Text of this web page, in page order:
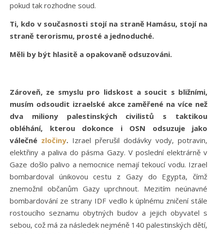
pokud tak rozhodne soud.
Ti, kdo v současnosti stojí na straně Hamásu, stojí na
straně terorismu, prosté a jednoduché.
Měli by být hlasitě a opakovaně odsuzováni.
Zároveň, ze smyslu pro lidskost a soucit s bližními,
musím odsoudit izraelské akce zaměřené na více než
dva miliony palestinských civilistů s taktikou
obléhání, kterou dokonce i OSN odsuzuje jako
válečné zločiny. Izrael přerušil dodávky vody, potravin,
elektřiny a paliva do pásma Gazy. V poslední elektrárně v
Gaze došlo palivo a nemocnice nemají tekoucí vodu. Izrael
bombardoval únikovou cestu z Gazy do Egypta, čímž
znemožnil občanům Gazy uprchnout. Mezitím neúnavné
bombardování ze strany IDF vedlo k úplnému zničení stále
rostoucího seznamu obytných budov a jejich obyvatel s
sebou, což má za následek nejméně 140 palestinských dětí,